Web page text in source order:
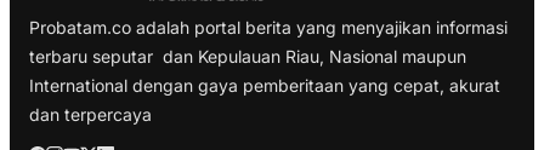
Probatam.co adalah portal berita yang menyajikan informasi
terbaru seputar dan Kepulauan Riau, Nasional maupun
International dengan gaya pemberitaan yang cepat, akurat
dan terpercaya